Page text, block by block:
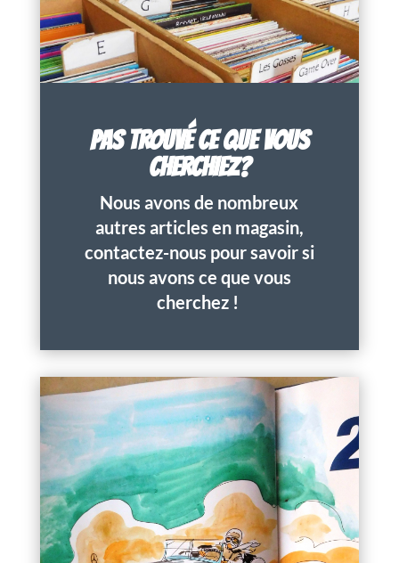
PAS TROUVÉ CE QUE VOUS
CHERCHIEZ?
Nous avons de nombreux
autres articles en magasin,
contactez-nous pour savoir si
nous avons ce que vous
cherchez !